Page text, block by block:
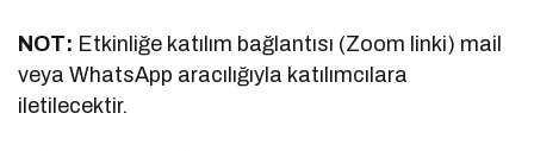
NOT: Etkinliğe katılım bağlantısı (Zoom linki) mail
veya WhatsApp aracılığıyla katılımcılara
iletilecektir.